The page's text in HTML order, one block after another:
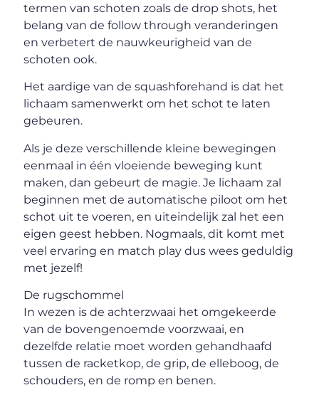
termen van schoten zoals de drop shots, het
belang van de follow through veranderingen
en verbetert de nauwkeurigheid van de
schoten ook.
Het aardige van de squashforehand is dat het
lichaam samenwerkt om het schot te laten
gebeuren.
Als je deze verschillende kleine bewegingen
eenmaal in één vloeiende beweging kunt
maken, dan gebeurt de magie. Je lichaam zal
beginnen met de automatische piloot om het
schot uit te voeren, en uiteindelijk zal het een
eigen geest hebben. Nogmaals, dit komt met
veel ervaring en match play dus wees geduldig
met jezelf!
De rugschommel
In wezen is de achterzwaai het omgekeerde
van de bovengenoemde voorzwaai, en
dezelfde relatie moet worden gehandhaafd
tussen de racketkop, de grip, de elleboog, de
schouders, en de romp en benen.